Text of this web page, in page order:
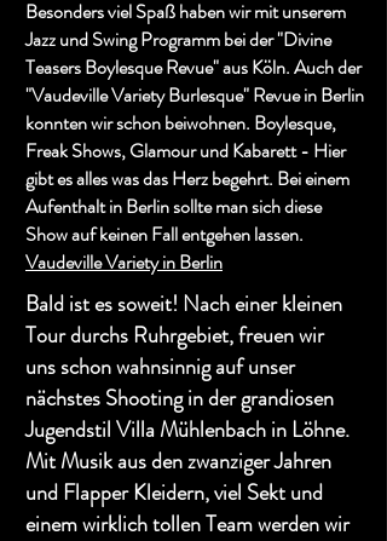
Besonders viel Spaß haben wir mit unserem
Jazz und Swing Programm bei der "Divine
Teasers Boylesque Revue" aus Köln. Auch der
"Vaudeville Variety Burlesque" Revue in Berlin
konnten wir schon beiwohnen. Boylesque,
Freak Shows, Glamour und Kabarett - Hier
gibt es alles was das Herz begehrt. Bei einem
Aufenthalt in Berlin sollte man sich diese
Show auf keinen Fall entgehen lassen.
Vaudeville Variety in Berlin
Bald ist es soweit! Nach einer kleinen
Tour durchs Ruhrgebiet, freuen wir
uns schon wahnsinnig auf unser
nächstes Shooting in der grandiosen
Jugendstil Villa Mühlenbach in Löhne.
Mit Musik aus den zwanziger Jahren
und Flapper Kleidern, viel Sekt und
einem wirklich tollen Team werden wir